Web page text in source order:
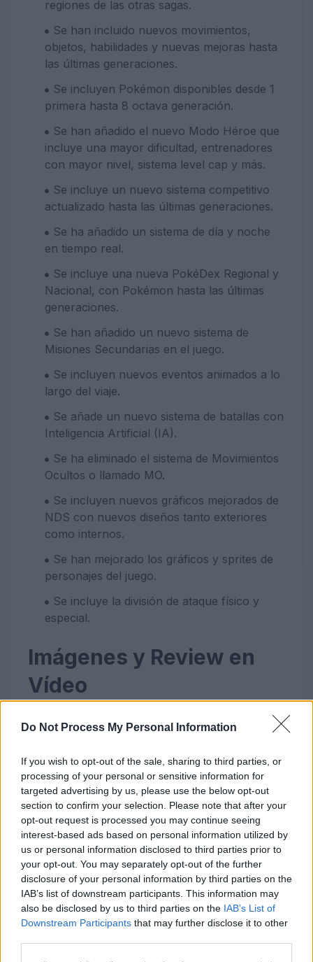
Do Not Process My Personal Information
If you wish to opt-out of the sale, sharing to third parties, or
processing of your personal or sensitive information for
targeted advertising by us, please use the below opt-out
section to confirm your selection. Please note that after your
opt-out request is processed you may continue seeing
interest-based ads based on personal information utilized by
us or personal information disclosed to third parties prior to
your opt-out. You may separately opt-out of the further
disclosure of your personal information by third parties on the
IAB’s list of downstream participants. This information may
also be disclosed by us to third parties on the IAB’s List of
Downstream Participants that may further disclose it to other
regiones de las otras sagas.
Se han incluido nuevos movimientos,
objetos, habilidades y nuevas mejoras hasta
las últimas generaciones.
Se incluyen Pokémon disponibles desde 1
primera hasta 8 octava generación.
Se han añadido el nuevo Modo Héroe que
incluye una mayor dificultad, entrenadores
con mayor nivel, sistema level cap y más.
Se incluye un nuevo sistema competitivo
actualizado hasta las últimas generaciones.
Se ha añadido un sistema de día y noche
en tiempo real.
Se incluye una nueva PokéDex Regional y
Nacional, con Pokémon hasta las últimas
generaciones.
Se han añadido un nuevo sistema de
Misiones Secundarias en el juego.
Se incluyen nuevos eventos animados a lo
largo del viaje.
Se añade un nuevo sistema de batallas con
Inteligencia Artificial (IA).
Se ha eliminado el sistema de Movimientos
Ocultos o llamado MO.
Se incluyen nuevos gráficos mejorados de
NDS con nuevos diseños tanto exteriores
como internos.
Se han mejorado los gráficos y sprites de
personajes del juego.
Se incluye la división de ataque físico y
especial.
Imágenes y Review en
Vídeo